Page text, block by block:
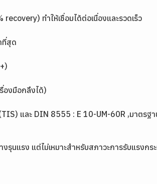
ทำให้เชื่อมได้ต่อเนื่องและรวดเร็ว
ที่สุด
องมือกลึงได้)
และ DIN 8555 : E 10-UM-60R ,มาตรฐา
แรง แต่ไม่เหมาะสำหรับสภาวะการรับแรงกร